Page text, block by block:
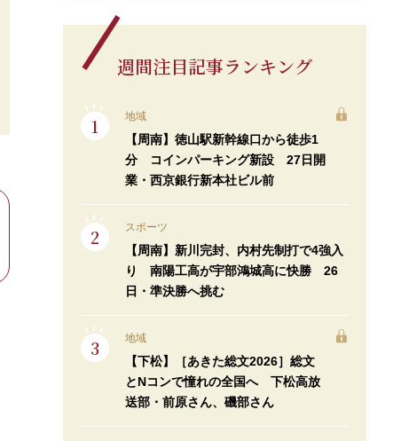
週間注目記事ランキング
地域
【周南】徳山駅新幹線口から徒歩1
分 コインパーキング新設 27日開
業・西京銀行新本社ビル前
スポーツ
【周南】新川完封、内村先制打で4強入
り 南陽工高が宇部鴻城高に快勝 26
日・準決勝へ挑む
地域
【下松】［あきた総文2026］総文
とNコンで憧れの全国へ 下松高放
送部・前原さん、磯部さん